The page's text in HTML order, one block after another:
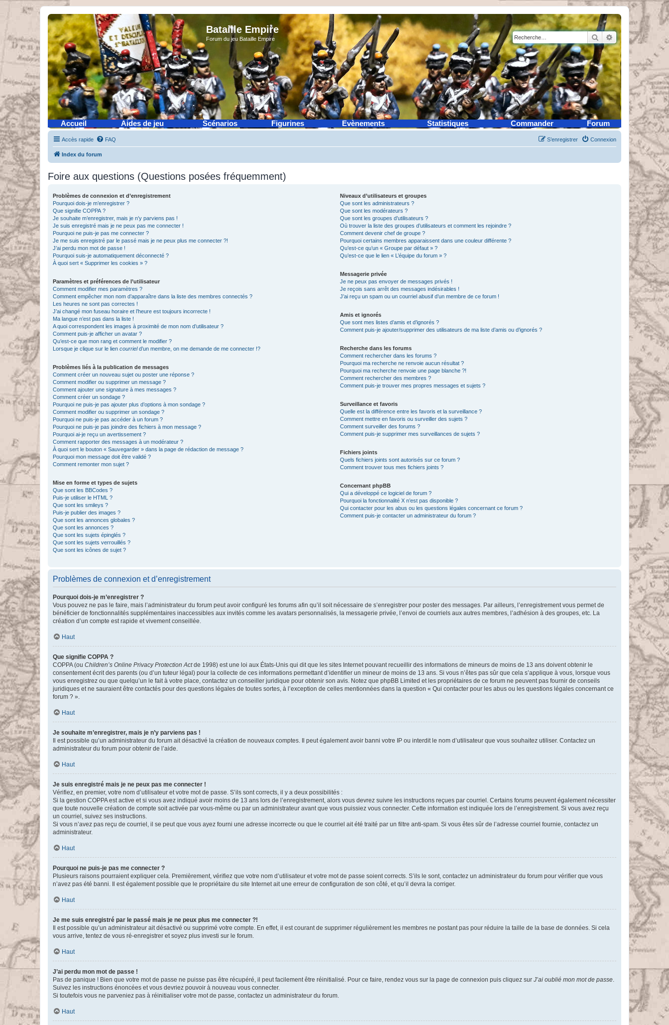
Bataille Empire
Forum du jeu Bataille Empire RechercherRecherche
Accueil Aides de jeu Scénarios Figurines Evènements Statistiques Commander Forum
Accès rapide FAQ Connexion
S’enregistrer
Index du forum
Foire aux questions (Questions posées fréquemment)
Problèmes de connexion et d’enregistrement
Pourquoi dois-je m’enregistrer ?
Que signifie COPPA ?
Je souhaite m’enregistrer, mais je n’y parviens pas !
Je suis enregistré mais je ne peux pas me connecter !
Pourquoi ne puis-je pas me connecter ?
Je me suis enregistré par le passé mais je ne peux plus me connecter ?!
J’ai perdu mon mot de passe !
Pourquoi suis-je automatiquement déconnecté ?
À quoi sert « Supprimer les cookies » ?
Paramètres et préférences de l’utilisateur
Comment modifier mes paramètres ?
Comment empêcher mon nom d’apparaître dans la liste des membres connectés ?
Les heures ne sont pas correctes !
J’ai changé mon fuseau horaire et l’heure est toujours incorrecte !
Ma langue n’est pas dans la liste !
A quoi correspondent les images à proximité de mon nom d’utilisateur ?
Comment puis-je afficher un avatar ?
Qu’est-ce que mon rang et comment le modifier ?
Lorsque je clique sur le lien courrield’un membre, on me demande de me connecter !?
Problèmes liés à la publication de messages
Comment créer un nouveau sujet ou poster une réponse ?
Comment modifier ou supprimer un message ?
Comment ajouter une signature à mes messages ?
Comment créer un sondage ?
Pourquoi ne puis-je pas ajouter plus d’options à mon sondage ?
Comment modifier ou supprimer un sondage ?
Pourquoi ne puis-je pas accéder à un forum ?
Pourquoi ne puis-je pas joindre des fichiers à mon message ?
Pourquoi ai-je reçu un avertissement ?
Comment rapporter des messages à un modérateur ?
À quoi sert le bouton « Sauvegarder » dans la page de rédaction de message ?
Pourquoi mon message doit être validé ?
Comment remonter mon sujet ?
Mise en forme et types de sujets
Que sont les BBCodes ?
Puis-je utiliser le HTML ?
Que sont les smileys ?
Puis-je publier des images ?
Que sont les annonces globales ?
Que sont les annonces ?
Que sont les sujets épinglés ?
Que sont les sujets verrouillés ?
Que sont les icônes de sujet ?
Niveaux d’utilisateurs et groupes
Que sont les administrateurs ?
Que sont les modérateurs ?
Que sont les groupes d’utilisateurs ?
Où trouver la liste des groupes d’utilisateurs et comment les rejoindre ?
Comment devenir chef de groupe ?
Pourquoi certains membres apparaissent dans une couleur différente ?
Qu’est-ce qu’un « Groupe par défaut » ?
Qu’est-ce que le lien « L’équipe du forum » ?
Messagerie privée
Je ne peux pas envoyer de messages privés !
Je reçois sans arrêt des messages indésirables !
J’ai reçu un spam ou un courriel abusif d’un membre de ce forum !
Amis et ignorés
Que sont mes listes d’amis et d’ignorés ?
Comment puis-je ajouter/supprimer des utilisateurs de ma liste d’amis ou d’ignorés ?
Recherche dans les forums
Comment rechercher dans les forums ?
Pourquoi ma recherche ne renvoie aucun résultat ?
Pourquoi ma recherche renvoie une page blanche ?!
Comment rechercher des membres ?
Comment puis-je trouver mes propres messages et sujets ?
Surveillance et favoris
Quelle est la différence entre les favoris et la surveillance ?
Comment mettre en favoris ou surveiller des sujets ?
Comment surveiller des forums ?
Comment puis-je supprimer mes surveillances de sujets ?
Fichiers joints
Quels fichiers joints sont autorisés sur ce forum ?
Comment trouver tous mes fichiers joints ?
Concernant phpBB
Qui a développé ce logiciel de forum ?
Pourquoi la fonctionnalité X n’est pas disponible ?
Qui contacter pour les abus ou les questions légales concernant ce forum ?
Comment puis-je contacter un administrateur du forum ?
Problèmes de connexion et d’enregistrement
Pourquoi dois-je m’enregistrer ?
Vous pouvez ne pas le faire, mais l’administrateur du forum peut avoir configuré les forums afin qu’il soit nécessaire de s’enregistrer pour poster des messages. Par ailleurs, l’enregistrement vous permet de
bénéficier de fonctionnalités supplémentaires inaccessibles aux invités comme les avatars personnalisés, la messagerie privée, l’envoi de courriels aux autres membres, l’adhésion à des groupes, etc. La
création d’un compte est rapide et vivement conseillée.
Haut
Que signifie COPPA ?
COPPA (ou Children’s Online Privacy Protection Actde 1998) est une loi aux États-Unis qui dit que les sites Internet pouvant recueillir des informations de mineurs de moins de 13 ans doivent obtenir le
consentement écrit des parents (ou d’un tuteur légal) pour la collecte de ces informations permettant d’identifier un mineur de moins de 13 ans. Si vous n’êtes pas sûr que cela s’applique à vous, lorsque vous
vous enregistrez ou que quelqu’un le fait à votre place, contactez un conseiller juridique pour obtenir son avis. Notez que phpBB Limited et les propriétaires de ce forum ne peuvent pas fournir de conseils
juridiques et ne sauraient être contactés pour des questions légales de toutes sortes, à l’exception de celles mentionnées dans la question « Qui contacter pour les abus ou les questions légales concernant ce
forum ? ».
Haut
Je souhaite m’enregistrer, mais je n’y parviens pas !
Il est possible qu’un administrateur du forum ait désactivé la création de nouveaux comptes. Il peut également avoir banni votre IP ou interdit le nom d’utilisateur que vous souhaitez utiliser. Contactez un
administrateur du forum pour obtenir de l’aide.
Haut
Je suis enregistré mais je ne peux pas me connecter !
Vérifiez, en premier, votre nom d’utilisateur et votre mot de passe. S’ils sont corrects, il y a deux possibilités :
Si la gestion COPPA est active et si vous avez indiqué avoir moins de 13 ans lors de l’enregistrement, alors vous devrez suivre les instructions reçues par courriel. Certains forums peuvent également nécessiter
que toute nouvelle création de compte soit activée par vous-même ou par un administrateur avant que vous puissiez vous connecter. Cette information est indiquée lors de l’enregistrement. Si vous avez reçu
un courriel, suivez ses instructions.
Si vous n’avez pas reçu de courriel, il se peut que vous ayez fourni une adresse incorrecte ou que le courriel ait été traité par un filtre anti-spam. Si vous êtes sûr de l’adresse courriel fournie, contactez un
administrateur.
Haut
Pourquoi ne puis-je pas me connecter ?
Plusieurs raisons pourraient expliquer cela. Premièrement, vérifiez que votre nom d’utilisateur et votre mot de passe soient corrects. S’ils le sont, contactez un administrateur du forum pour vérifier que vous
n’avez pas été banni. Il est également possible que le propriétaire du site Internet ait une erreur de configuration de son côté, et qu’il devra la corriger.
Haut
Je me suis enregistré par le passé mais je ne peux plus me connecter ?!
Il est possible qu’un administrateur ait désactivé ou supprimé votre compte. En effet, il est courant de supprimer régulièrement les membres ne postant pas pour réduire la taille de la base de données. Si cela
vous arrive, tentez de vous ré-enregistrer et soyez plus investi sur le forum.
Haut
J’ai perdu mon mot de passe !
Pas de panique ! Bien que votre mot de passe ne puisse pas être récupéré, il peut facilement être réinitialisé. Pour ce faire, rendez vous sur la page de connexion puis cliquez sur J’ai oublié mon mot de passe.
Suivez les instructions énoncées et vous devriez pouvoir à nouveau vous connecter.
Si toutefois vous ne parveniez pas à réinitialiser votre mot de passe, contactez un administrateur du forum.
Haut